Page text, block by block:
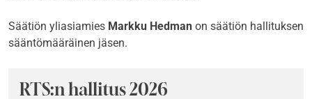
Säätiön yliasiamies Markku Hedman on säätiön hallituksen
sääntömääräinen jäsen.
RTS:n hallitus 2026